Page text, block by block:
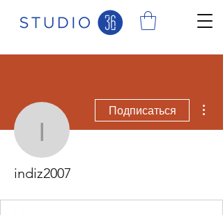
indiz2007
Подписаться
indiz2007